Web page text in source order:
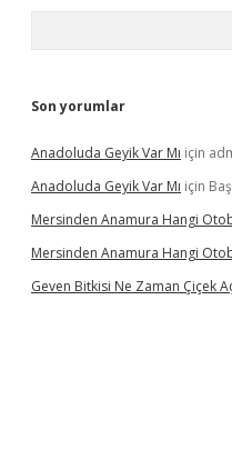
Son yorumlar
Anadoluda Geyik Var Mı için
Anadoluda Geyik Var Mı için
Mersinden Anamura Hangi
Mersinden Anamura Hangi
Geven Bitkisi Ne Zaman Çiçek